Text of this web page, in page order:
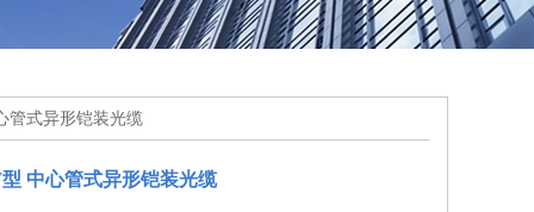
管式异形铠装光缆
中心管式异形铠装光缆